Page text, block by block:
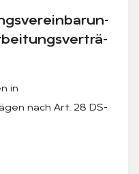
in
nach Art. 28 DS-